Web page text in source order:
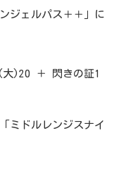
ジェルパス＋＋」に
)20 ＋ 閃きの証1
ミドルレンジスナイ